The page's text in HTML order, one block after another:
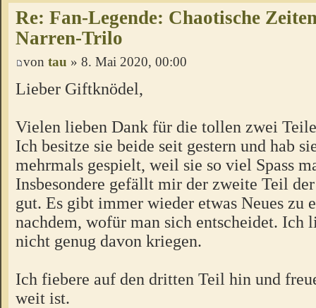
Re: Fan-Legende: Chaotische
Narren-Trilo
von tau » 8. Mai 2020, 00:00
Lieber Giftknödel,
Vielen lieben Dank für die tollen zwei
Ich besitze sie beide seit gestern und hab
mehrmals gespielt, weil sie so viel Spass
Insbesondere gefällt mir der zweite Teil
gut. Es gibt immer wieder etwas Neues zu
nachdem, wofür man sich entscheidet. Ich
nicht genug davon kriegen.
Ich fiebere auf den dritten Teil hin und
weit ist.